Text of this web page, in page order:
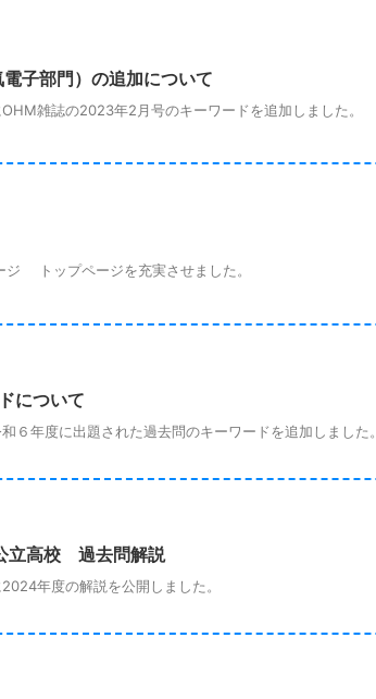
電子部門）の追加について
雑誌の2023年2月号のキーワードを追加しました。
トップページを充実させました。
について
６年度に出題された過去問のキーワードを追加しました。
立高校 過去問解説
年度の解説を公開しました。